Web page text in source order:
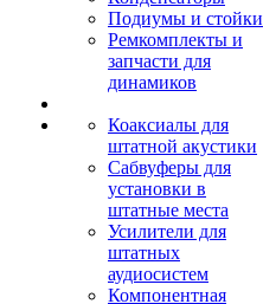
Подиумы и стойки
Ремкомплекты и
запчасти для
динамиков
Коаксиалы для
штатной акустики
Сабвуферы для
установки в
штатные места
Усилители для
штатных
аудиосистем
Компонентная